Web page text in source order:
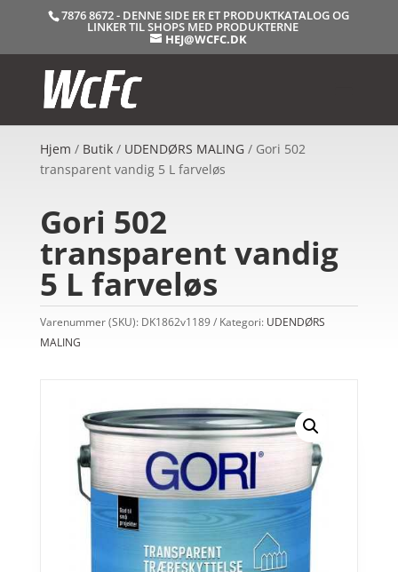
7876 8672 - DENNE SIDE ER ET PRODUKTKATALOG OG
LINKER TIL SHOPS MED PRODUKTERNE
HEJ@WCFC.DK
Hjem / Butik/ UDENDØRS MALING/ Gori 502
transparent vandig 5 L farveløs
Gori 502
transparent vandig
5 L farveløs
Varenummer (SKU): DK1862v1189 Kategori: UDENDØRS
MALING